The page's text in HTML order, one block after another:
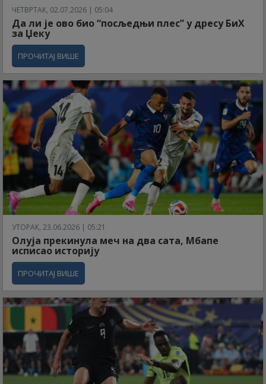
ЧЕТВРТАК, 02.07.2026 | 05:04
Да ли је ово био “посљедњи плес” у дресу БиХ
за Џеку
ПРОЧИТАЈ ВИШЕ
УТОРАК, 23.06.2026 | 05:21
Олуја прекинула меч на два сата, Мбапе
исписао историју
ПРОЧИТАЈ ВИШЕ